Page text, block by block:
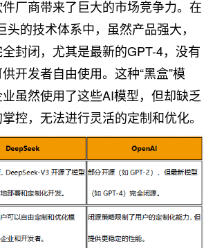
厂商带来了巨大的市场竞争力。在
的技术体系中，虽然产品强大，
封闭，尤其是最新的GPT-4，没有
开发者自由使用。这种“黑盒”模
虽然使用了这些AI模型，但却缺乏
控，无法进行灵活的定制和优化。